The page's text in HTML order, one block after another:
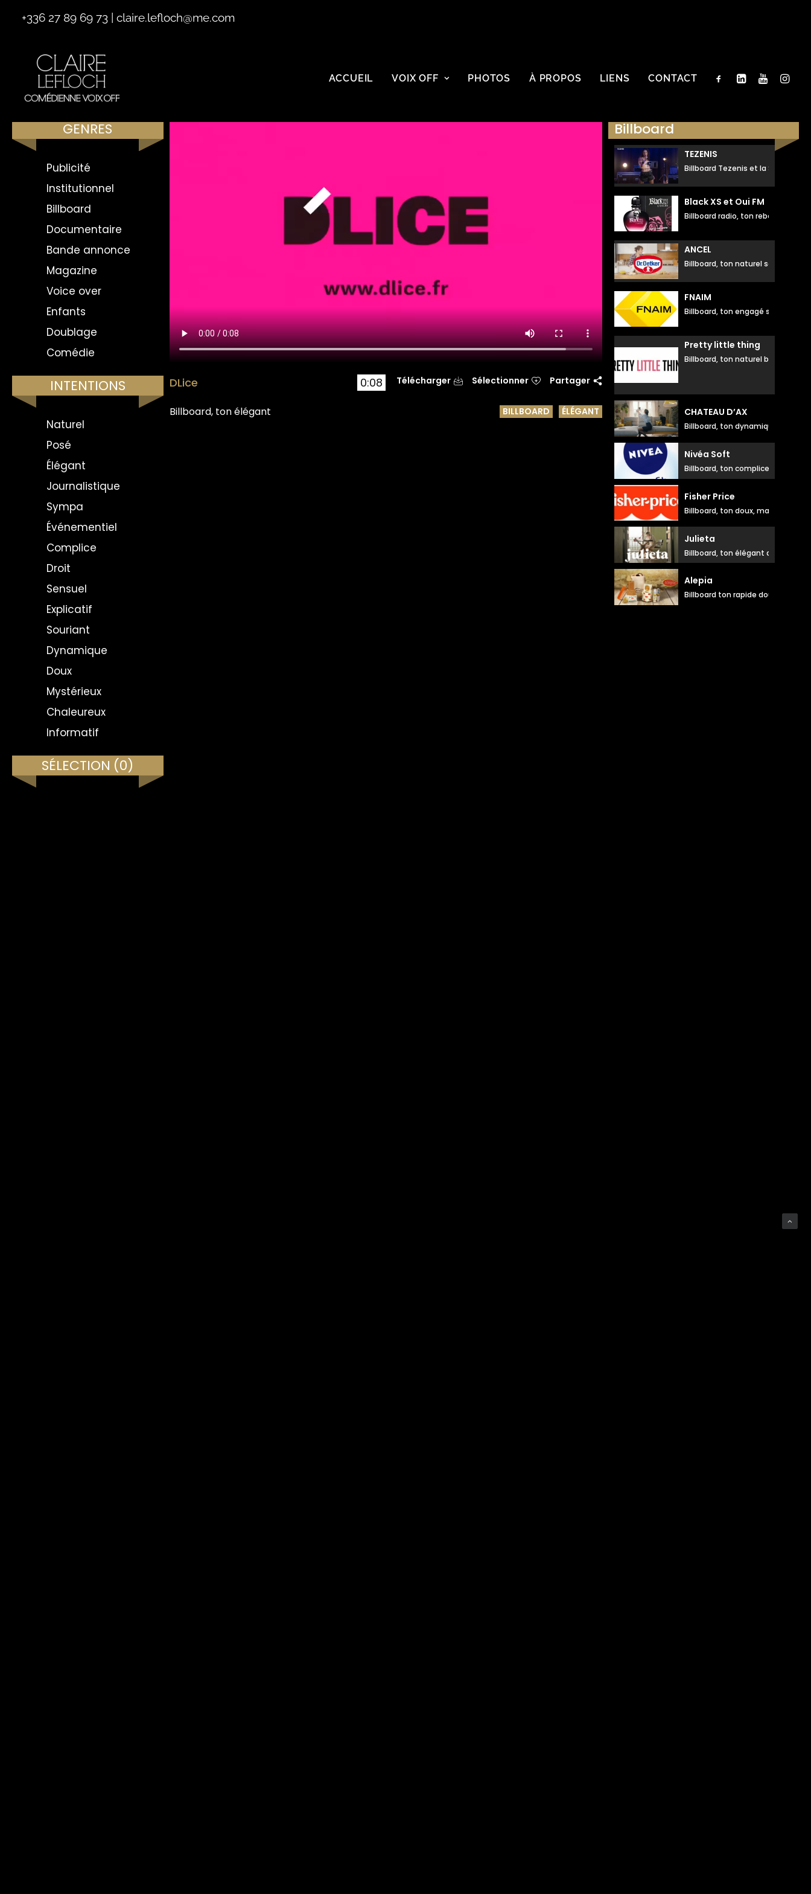
+336 27 89 69 73 claire.lefloch@me.com
ACCUEIL VOIX OFF PHOTOS À PROPOS LIENS CONTACT
GENRES
Publicité
Institutionnel
Billboard
Documentaire
Bande annonce
Magazine
Voice over
Enfants
Doublage
Comédie
INTENTIONS
Naturel
Posé
Élégant
Journalistique
Sympa
Événementiel
Complice
Droit
Sensuel
Explicatif
Souriant
Dynamique
Doux
Mystérieux
Chaleureux
Informatif
SÉLECTION (0)
DLice 0:08
Billboard, ton élégant
Télécharger Sélectionner Partager
BILLBOARD ÉLÉGANT
Billboard
TEZENIS
Billboard Tezenis et la Star
Black XS et Oui FM
Billboard radio, ton rebelle
ANCEL
Billboard, ton naturel souriant
FNAIM
Billboard, ton engagé souriant
Pretty little thing
Billboard, ton naturel branché
CHATEAU D’AX
Billboard, ton dynamique souriant
Nivéa Soft
Billboard, ton complice
Fisher Price
Billboard, ton doux, maman
Julieta
Billboard, ton élégant doux
Alepia
Billboard ton rapide doux et